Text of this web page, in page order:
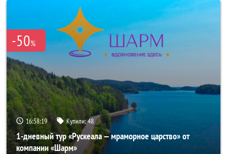
-50%
16:58:19 Купили:48
1-дневный тур «Рускеала — мраморное царство» от
компании «Шарм»